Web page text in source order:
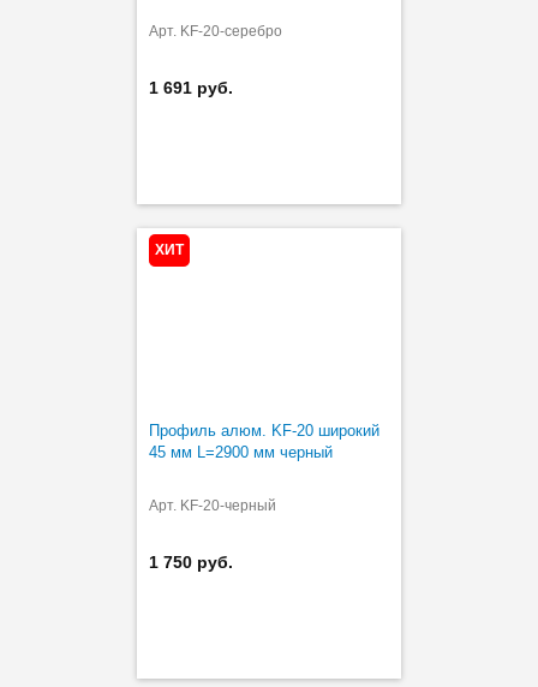
Арт. KF-20-серебро
1 691 руб.
ХИТ
Профиль алюм. KF-20 широкий
45 мм L=2900 мм черный
Арт. KF-20-черный
1 750 руб.